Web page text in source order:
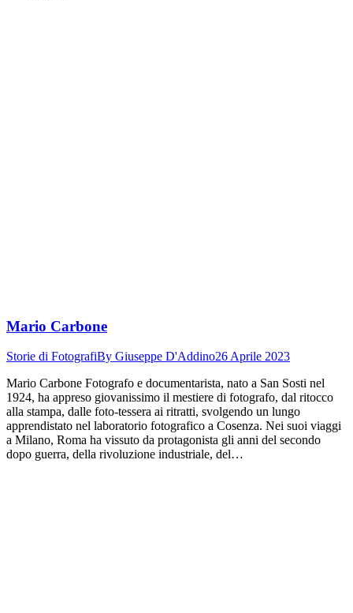
Mario Carbone
Storie di FotografiBy Giuseppe D'Addino26 Aprile 2023
Mario Carbone Fotografo e documentarista, nato a San Sosti nel
1924, ha appreso giovanissimo il mestiere di fotografo, dal ritocco
alla stampa, dalle foto-tessera ai ritratti, svolgendo un lungo
apprendistato nel laboratorio fotografico a Cosenza. Nei suoi viaggi
a Milano, Roma ha vissuto da protagonista gli anni del secondo
dopo guerra, della rivoluzione industriale, del…